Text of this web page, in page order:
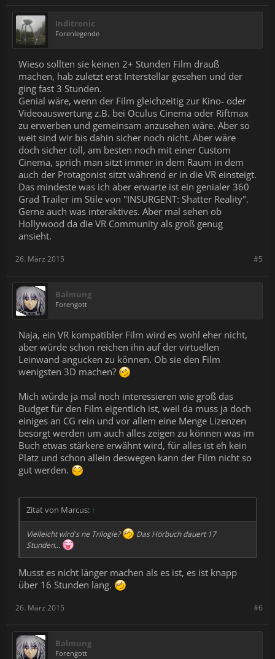
Inditronic
Forenlegende
Wieso sollten sie keinen 2+ Stunden Film drauß
machen, hab zuletzt erst Interstellar gesehen und der
ging fast 3 Stunden.
Genial wäre, wenn der Film gleichzeitig zur Kino- oder
Videoauswertung z.B. bei Oculus Cinema oder Riftmax
zu erwerben und gemeinsam anzusehen wäre. Aber so
weit sind wir bis dahin sicher noch nicht. Aber wäre
doch sicher toll, am besten noch mit einer Custom
Cinema, sprich man sitzt immer in dem Raum in dem
auch der Protagonist sitzt während er in die VR einsteigt.
Das mindeste was ich aber erwarte ist ein genialer 360
Grad Trailer im Stile von "INSURGENT: Shatter Reality".
Gerne auch was interaktives. Aber mal sehen ob
Hollywood da die VR Community als groß genug
ansieht.
#5
26. März 2015
Balmung
Forengott
Naja, ein VR kompatibler Film wird es wohl eher nicht,
aber würde schon reichen ihn auf der virtuellen
Leinwand angucken zu können. Ob sie den Film
wenigsten 3D machen?
Mich würde ja mal noch interessieren wie groß das
Budget für den Film eigentlich ist, weil da muss ja doch
einiges an CG rein und vor allem eine Menge Lizenzen
besorgt werden um auch alles zeigen zu können was im
Buch etwas stärkere erwähnt wird, für alles ist eh kein
Platz und schon allein deswegen kann der Film nicht so
gut werden.
Zitat von Marcus: ↑
Vielleicht wird's ne Trilogie?
Das Hörbuch dauert 17
Stunden...
Musst es nicht länger machen als es ist, es ist knapp
über 16 Stunden lang.
#6
26. März 2015
Balmung
Forengott